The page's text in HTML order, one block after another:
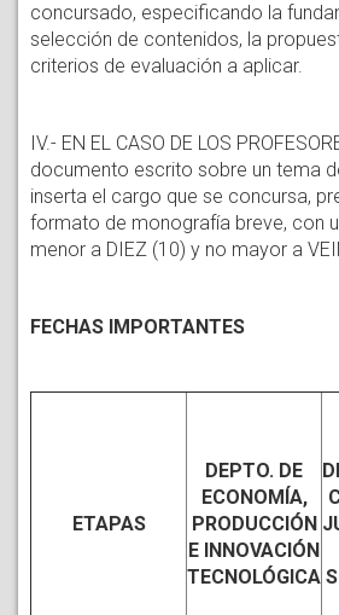
concursado, especificando la
selección de contenidos, la
criterios de evaluación a aplicar.
IV.- EN EL CASO DE LOS
documento escrito sobre un tema
inserta el cargo que se concursa,
formato de monografía breve, con
menor a DIEZ (10) y no mayor a
FECHAS IMPORTANTES
ETAPAS
DEPTO. DE
ECONOMÍA,
PRODUCCIÓN
E INNOVACIÓN
TECNOLÓGICA